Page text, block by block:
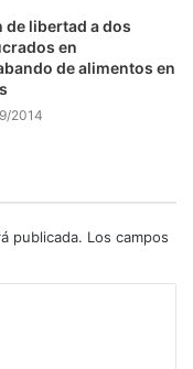
de libertad a dos
en
de alimentos en
2014
publicada. Los campos